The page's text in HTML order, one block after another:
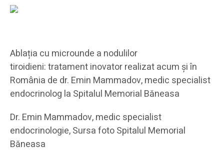
Ablația cu microunde a nodulilor
tiroidieni: tratament inovator realizat acum și în
România de dr. Emin Mammadov, medic specialist
endocrinolog la Spitalul Memorial Băneasa
Dr. Emin Mammadov, medic specialist
endocrinologie, Sursa foto Spitalul Memorial
Băneasa